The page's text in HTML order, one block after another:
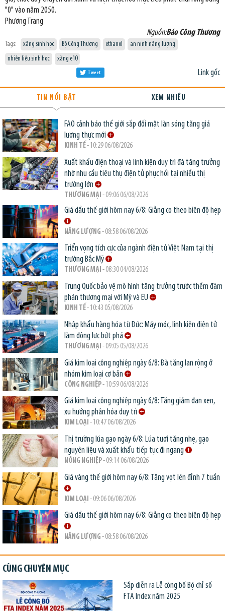
"0" vào năm 2050.
Phương Trang
Nguồn:Báo Công Thương
Tags: xăng sinh học Bộ Công Thương ethanol
an ninh năng lượng
nhiên liệu sinh học
xăng e10
Link gốc
Tweet
TIN NỔI BẬT XEM NHIỀU
FAO cảnh báo thế giới sắp đối mặt làn sóng tăng giá
lương thực mới
KINH TẾ- 10:29 06/08/2026
Xuất khẩu điện thoại và linh kiện duy trì đà tăng trưởng
nhờ nhu cầu tiêu thụ điện tử phục hồi tại nhiều thị
trường lớn
THƯƠNG MẠI - 09:06 06/08/2026
Giá dầu thế giới hôm nay 6/8: Giằng co theo biên độ hẹp
NĂNG LƯỢNG - 08:58 06/08/2026
Triển vọng tích cực của ngành điện tử Việt Nam tại thị
trường Bắc Mỹ
THƯƠNG MẠI - 08:30 04/08/2026
Trung Quốc bảo vệ mô hình tăng trưởng trước thềm đàm
phán thương mại với Mỹ và EU
KINH TẾ- 10:43 05/08/2026
Nhập khẩu hàng hóa từ Đức: Máy móc, linh kiện điện tử
làm động lực bứt phá
THƯƠNG MẠI - 09:05 05/08/2026
Giá kim loại công nghiệp ngày 6/8: Đà tăng lan rộng ở
nhóm kim loại cơ bản
CÔNG NGHIỆP- 10:59 06/08/2026
Giá kim loại công nghiệp ngày 6/8: Tăng giảm đan xen,
xu hướng phân hóa duy trì
KIM LOẠI - 10:47 06/08/2026
Thị trường lúa gạo ngày 6/8: Lúa tươi tăng nhẹ, gạo
nguyên liệu và xuất khẩu tiếp tục đi ngang
NÔNG NGHIỆP- 09:14 06/08/2026
Giá vàng thế giới hôm nay 6/8: Tăng vọt lên đỉnh 7 tuần
KIM LOẠI - 09:06 06/08/2026
Giá dầu thế giới hôm nay 6/8: Giằng co theo biên độ hẹp
NĂNG LƯỢNG - 08:58 06/08/2026
CÙNG CHUYÊN MỤC
Sắp diễn ra Lễ công bố Bộ chỉ số
FTA Index năm 2025